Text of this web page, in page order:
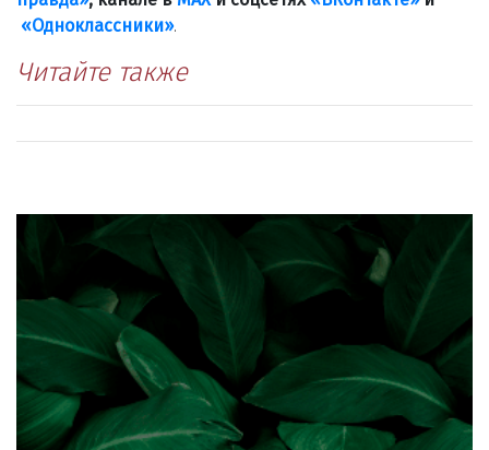
«Одноклассники».
Читайте также